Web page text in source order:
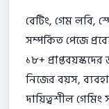
বেটিং, গেম লবি,
সম্পর্কিত পেজে
১৮+
নিজের বয়স,
দায়িত্বশীল গেমিং